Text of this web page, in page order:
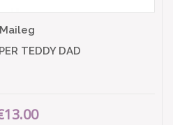
Maileg
TEDDY DAD